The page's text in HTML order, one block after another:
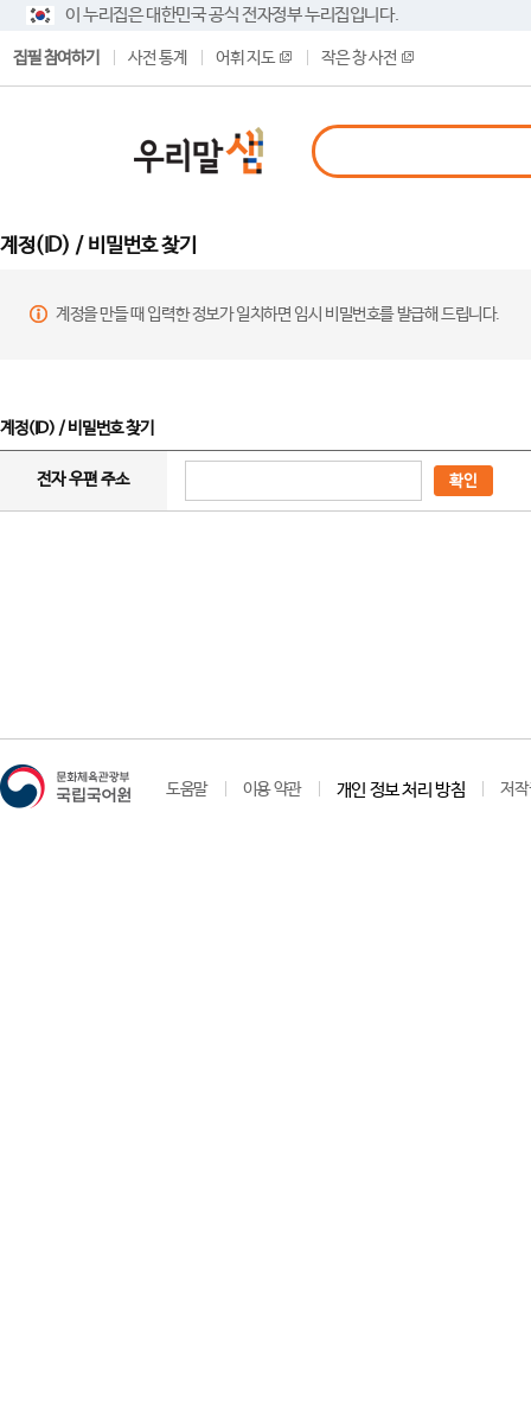
이 누리집은 대한민국 공식 전자정부 누리집입니다.
집필 참여하기 사전 통계 어휘 지도 작은 창 사전
계정(ID) / 비밀번호 찾기
계정을 만들 때 입력한 정보가 일치하면 임시 비밀번호를 발급해 드립니다.
계정(ID) / 비밀번호 찾기
전자 우편 주소 확인
도움말 이용 약관 개인 정보 처리 방침 저